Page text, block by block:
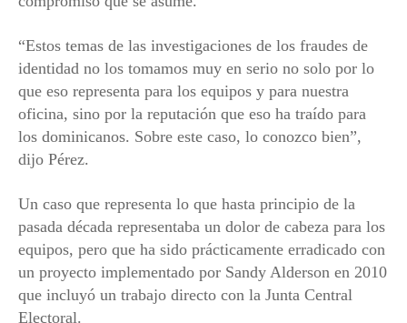
“Estos temas de las investigaciones de los fraudes de
identidad no los tomamos muy en serio no solo por lo
que eso representa para los equipos y para nuestra
oficina, sino por la reputación que eso ha traído para
los dominicanos. Sobre este caso, lo conozco bien”,
dijo Pérez.
Un caso que representa lo que hasta principio de la
pasada década representaba un dolor de cabeza para los
equipos, pero que ha sido prácticamente erradicado con
un proyecto implementado por Sandy Alderson en 2010
que incluyó un trabajo directo con la Junta Central
Electoral.